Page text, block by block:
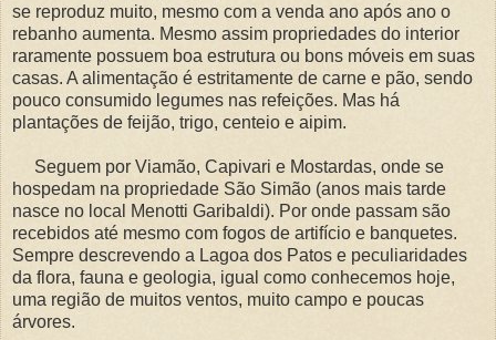
se reproduz muito, mesmo com a venda ano após ano o
rebanho aumenta. Mesmo assim propriedades do interior
raramente possuem boa estrutura ou bons móveis em suas
casas. A alimentação é estritamente de carne e pão, sendo
pouco consumido legumes nas refeições. Mas há
plantações de feijão, trigo, centeio e aipim.
Seguem por Viamão, Capivari e Mostardas, onde se
hospedam na propriedade São Simão (anos mais tarde
nasce no local Menotti Garibaldi). Por onde passam são
recebidos até mesmo com fogos de artifício e banquetes.
Sempre descrevendo a Lagoa dos Patos e peculiaridades
da flora, fauna e geologia, igual como conhecemos hoje,
uma região de muitos ventos, muito campo e poucas
árvores.